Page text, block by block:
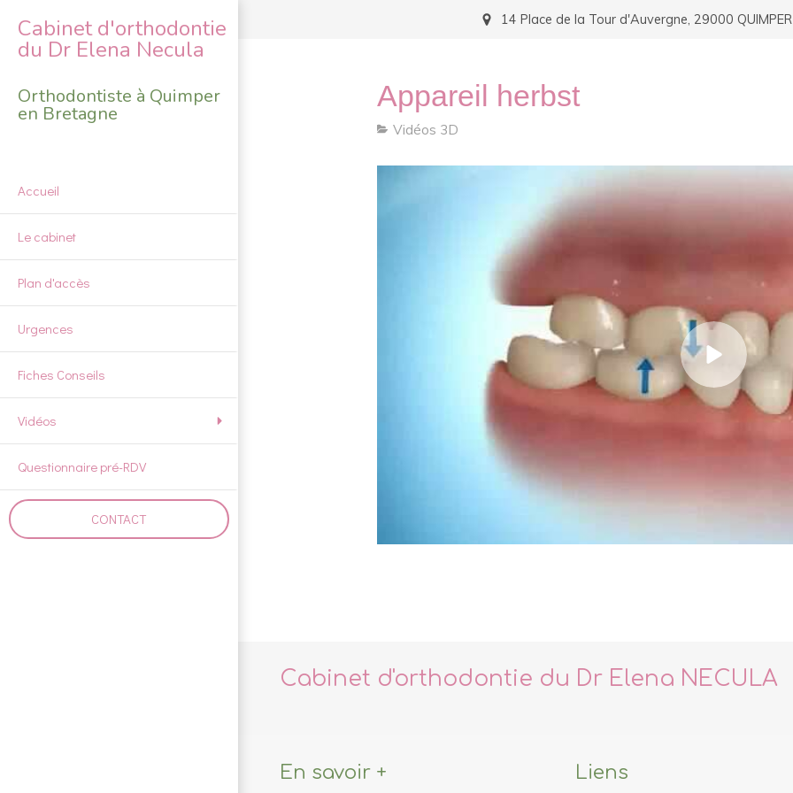
Cabinet d'orthodontie
du Dr Elena Necula
Orthodontiste à Quimper
en Bretagne
Accueil
Le cabinet
Plan d'accès
Urgences
Fiches Conseils
Vidéos
Questionnaire pré-RDV
CONTACT
14 Place de la Tour d'Auvergne, 29000 QUIMPER
Appareil herbst
Vidéos 3D
Cabinet d'orthodontie du Dr Elena NECULA
En savoir + Liens